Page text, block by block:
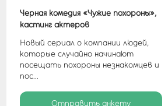
Черная комедия «Чужие похороны»,
кастинг актеров
Новый сериал о компании людей,
которые случайно начинают
посещать похороны незнакомцев и
пос...
Отправить анкету